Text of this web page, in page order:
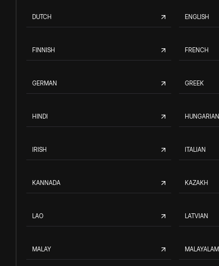
DUTCH ENGLISH
FINNISH FRENCH
GERMAN GREEK
HINDI HUNGARIAN
IRISH ITALIAN
KANNADA KAZAKH
LAO LATVIAN
MALAY MALAYALAM